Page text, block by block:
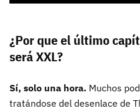
¿Por que el último
será XXL?
Sí, solo una hora. Muchos
tratándose del desenlace de